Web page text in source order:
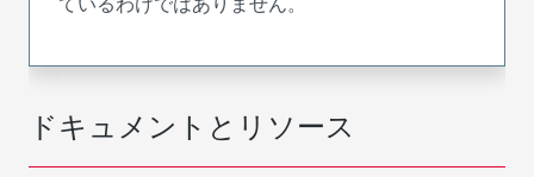
ドキュメントとリソース